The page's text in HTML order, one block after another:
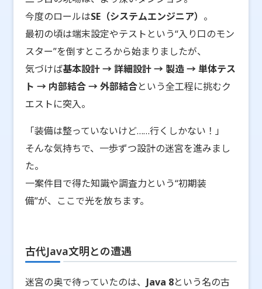
今度のロールはSE（システムエンジニア） 。
最初の頃は端末設定やテストという“入り口のモン
スター”を倒すところから始まりましたが、
気づけば基本設計 → 詳細設計 → 製造 → 単体テス
ト → 内部結合 → 外部結合という全工程に挑むク
エストに突入。
「装備は整っていないけど……行くしかない！」
そんな気持ちで、一歩ずつ設計の迷宮を進みまし
た。
一案件目で得た知識や調査力という“初期装
備”が、ここで光を放ちます。
古代Java文明との遭遇
迷宮の奥で待っていたのは、 Java 8という名の古